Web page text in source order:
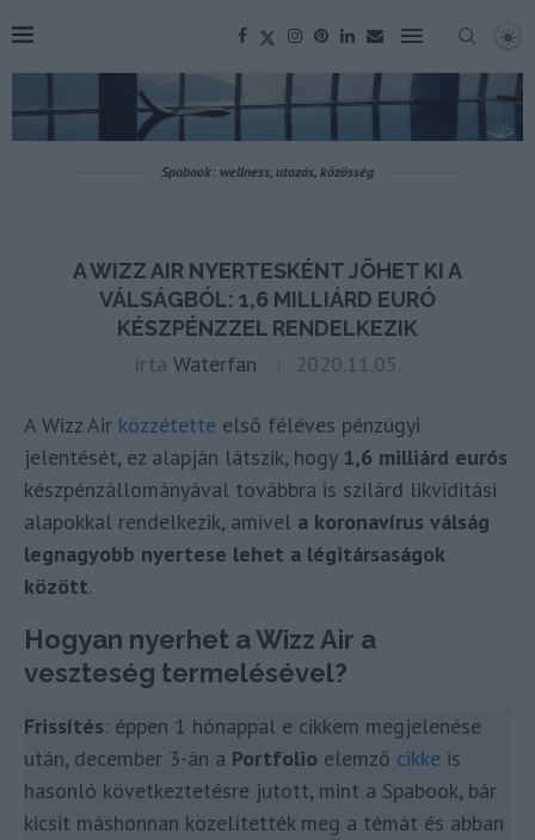
Spabook: wellness, utazás, közösség
A WIZZ AIR NYERTESKÉNT JÖHET KI A
VÁLSÁGBÓL: 1,6 MILLIÁRD EURÓ
KÉSZPÉNZZEL RENDELKEZIK
írta Waterfan 2020.11.05.
A Wizz Air közzétette első féléves pénzügyi
jelentését, ez alapján látszik, hogy 1,6 milliárd eurós
készpénzállományával továbbra is szilárd likviditási
alapokkal rendelkezik, amivel a koronavírus válság
legnagyobb nyertese lehet a légitársaságok
között.
Hogyan nyerhet a Wizz Air a
veszteség termelésével?
Frissítés: éppen 1 hónappal e cikkem megjelenése
után, december 3-án a Portfolio elemző cikke is
hasonló következtetésre jutott, mint a Spabook, bár
kicsit máshonnan közelítették meg a témát és abban